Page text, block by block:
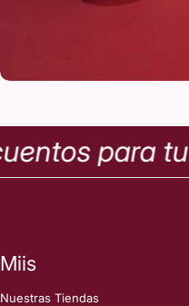
para tu
Miis
Nuestras Tiendas